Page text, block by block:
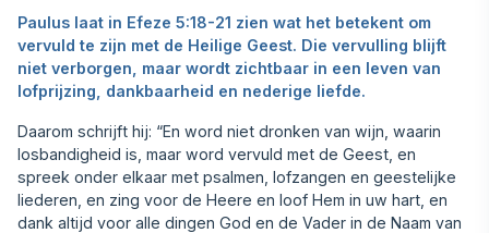
Paulus laat in Efeze 5:18-21 zien wat het betekent om
vervuld te zijn met de Heilige Geest. Die vervulling blijft
niet verborgen, maar wordt zichtbaar in een leven van
lofprijzing, dankbaarheid en nederige liefde.
Daarom schrijft hij: “En word niet dronken van wijn, waarin
losbandigheid is, maar word vervuld met de Geest, en
spreek onder elkaar met psalmen, lofzangen en geestelijke
liede‍ren, en zing voor de Heere en loof Hem in uw hart, en
dank altijd voor alle dingen God en de Vader in de Naam van